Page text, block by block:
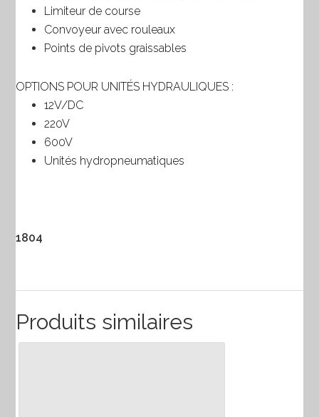
Limiteur de course
Convoyeur avec rouleaux
Points de pivots graissables
OPTIONS POUR UNITÉS HYDRAULIQUES :
12V/DC
220V
600V
Unités hydropneumatiques
1804
Produits similaires